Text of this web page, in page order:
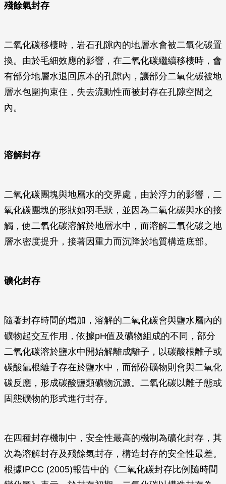
殘餘氣封存
二氧化碳移棲時，岩石孔隙內的地層水會被二氧化碳置
換。由於毛細效應的影響，在二氧化碳繼續移棲時，會
有部分地層水退回原本的孔隙內，讓部分二氧化碳被地
層水包圍拘束住，失去流動性而被封存在孔隙空間之
內。
溶解封存
二氧化碳團塊與地層水的交界處，由於浮力的影響，二
氧化碳團塊的形狀如羽毛狀，並因為二氧化碳與水的接
觸，使二氧化碳溶解於地層水中，而溶解二氧化碳之地
層水密度提升，接著因重力而沉降於地質構造底部。
礦化封存
隨著封存時間的增加，溶解的二氧化碳會與鹽水層內的
礦物起交互作用，依據pH值及礦物組成的不同，部分
二氧化碳溶於鹽水中開始解離成離子，以碳酸根離子或
碳酸氫根離子存在於鹽水中，而部份礦物則會與二氧化
碳反應，形成碳酸鹽類礦物沉澱。二氧化碳以離子態或
固態礦物的形式進行封存。
在四種封存機制中，安全性最高的機制為礦化封存，其
次為溶解封存及殘餘氣封存，構造封存的安全性最差。
根據IPCC (2005)報告中的《二氧化碳封存比例隨時間